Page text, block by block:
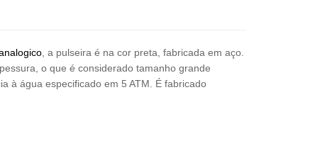
, a pulseira é na cor preta, fabricada em aço.
o que é considerado tamanho grande
à água especificado em 5 ATM. É fabricado